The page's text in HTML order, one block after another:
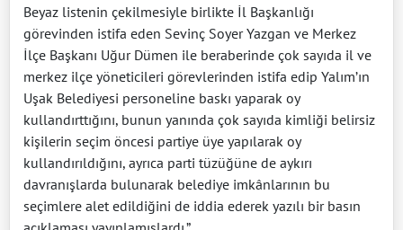
Beyaz listenin çekilmesiyle birlikte İl Başkanlığı
görevinden istifa eden Sevinç Soyer Yazgan ve Merkez
İlçe Başkanı Uğur Dümen ile beraberinde çok sayıda il ve
merkez ilçe yöneticileri görevlerinden istifa edip Yalım’ın
Uşak Belediyesi personeline baskı yaparak oy
kullandırttığını, bunun yanında çok sayıda kimliği belirsiz
kişilerin seçim öncesi partiye üye yapılarak oy
kullandırıldığını, ayrıca parti tüzüğüne de aykırı
davranışlarda bulunarak belediye imkânlarının bu
seçimlere alet edildiğini de iddia ederek yazılı bir basın